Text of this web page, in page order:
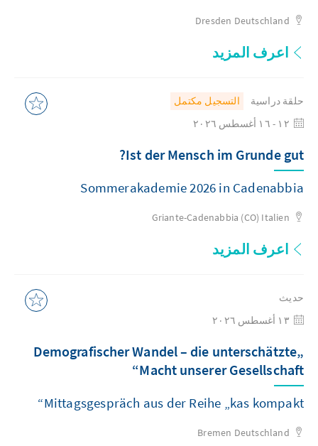
Dresden Deutschland
اعرف المزيد
حلقة دراسية
التسجيل مكتمل
Ist der Mensch im Grunde gut?
Sommerakademie 2026 in Cadenabbia
Griante-Cadenabbia (CO) Italien
اعرف المزيد
حديث
„Demografischer Wandel – die unterschätzte
Macht unserer Gesellschaft“
Mittagsgespräch aus der Reihe „kas kompakt“
Bremen Deutschland